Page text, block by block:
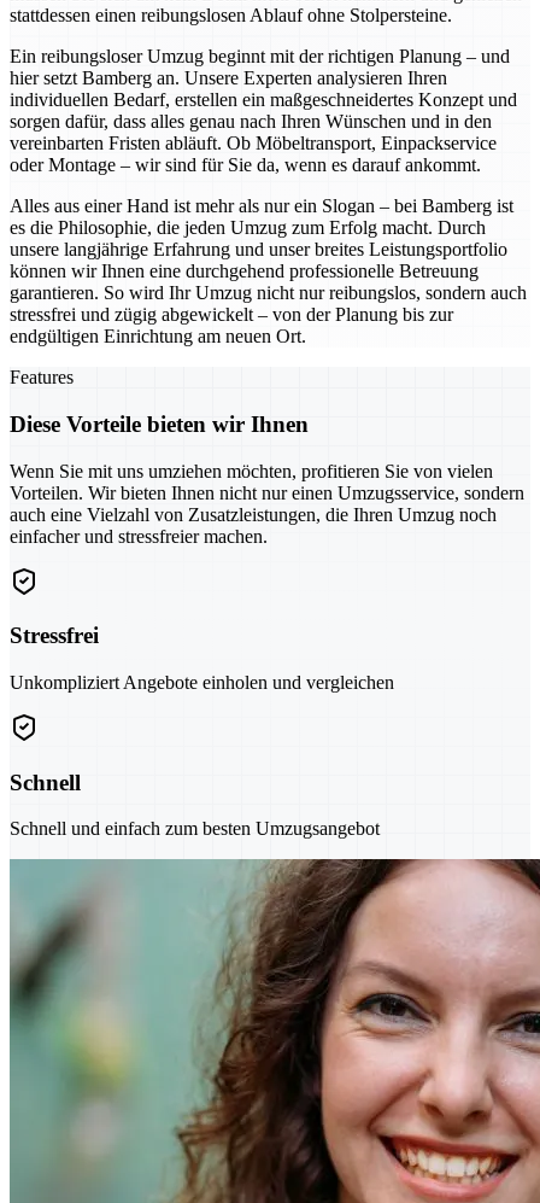
stattdessen einen reibungslosen Ablauf ohne Stolpersteine.
Ein reibungsloser Umzug beginnt mit der richtigen Planung – und
hier setzt Bamberg an. Unsere Experten analysieren Ihren
individuellen Bedarf, erstellen ein maßgeschneidertes Konzept und
sorgen dafür, dass alles genau nach Ihren Wünschen und in den
vereinbarten Fristen abläuft. Ob Möbeltransport, Einpackservice
oder Montage – wir sind für Sie da, wenn es darauf ankommt.
Alles aus einer Hand ist mehr als nur ein Slogan – bei Bamberg ist
es die Philosophie, die jeden Umzug zum Erfolg macht. Durch
unsere langjährige Erfahrung und unser breites Leistungsportfolio
können wir Ihnen eine durchgehend professionelle Betreuung
garantieren. So wird Ihr Umzug nicht nur reibungslos, sondern auch
stressfrei und zügig abgewickelt – von der Planung bis zur
endgültigen Einrichtung am neuen Ort.
Features
Diese Vorteile bieten wir Ihnen
Wenn Sie mit uns umziehen möchten, profitieren Sie von vielen
Vorteilen. Wir bieten Ihnen nicht nur einen Umzugsservice, sondern
auch eine Vielzahl von Zusatzleistungen, die Ihren Umzug noch
einfacher und stressfreier machen.
Stressfrei
Unkompliziert Angebote einholen und vergleichen
Schnell
Schnell und einfach zum besten Umzugsangebot